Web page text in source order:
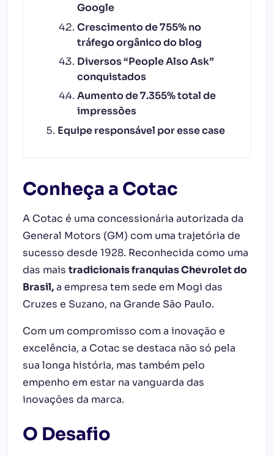
Google
Crescimento de 755% no
tráfego orgânico do blog
Diversos “People Also Ask”
conquistados
Aumento de 7.355% total de
impressões
Equipe responsável por esse case
Conheça a Cotac
A Cotac é uma concessionária autorizada da
General Motors (GM) com uma trajetória de
sucesso desde 1928. Reconhecida como uma
das mais tradicionais franquias Chevrolet do
Brasil,a empresa tem sede em Mogi das
Cruzes e Suzano, na Grande São Paulo.
Com um compromisso com a inovação e
excelência, a Cotac se destaca não só pela
sua longa história, mas também pelo
empenho em estar na vanguarda das
inovações da marca.
O Desafio